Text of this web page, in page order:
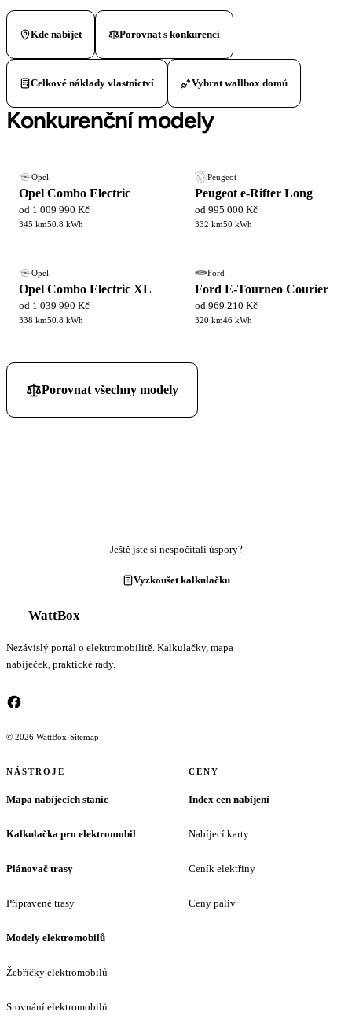
Kde nabíjet Porovnat s konkurencí
Celkové náklady vlastnictví Vybrat wallbox domů
Konkurenční modely
Opel
Opel Combo Electric
od 1 009 990 Kč
345 km50.8 kWh
Peugeot
Peugeot e-Rifter Long
od 995 000 Kč
332 km50 kWh
Opel
Opel Combo Electric XL
od 1 039 990 Kč
338 km50.8 kWh
Ford
Ford E-Tourneo Courier
od 969 210 Kč
320 km46 kWh
Porovnat všechny modely
Ještě jste si nespočítali úspory?
Vyzkoušet kalkulačku
WattBox
Nezávislý portál o elektromobilitě. Kalkulačky, mapa
nabíječek, praktické rady.
© 2026 WattBox·Sitemap
NÁSTROJE
Mapa nabíjecích stanic
Kalkulačka pro elektromobil
Plánovač trasy
Připravené trasy
Modely elektromobilů
Žebříčky elektromobilů
Srovnání elektromobilů
CENY
Index cen nabíjení
Nabíjecí karty
Ceník elektřiny
Ceny paliv